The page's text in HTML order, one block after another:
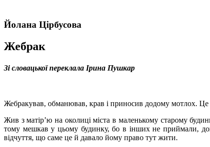
Йолана Цірбусова
Жебрак
Зі словацької переклала Ірина Пушкар
Жебракував, обманював, крав і приносив додому мотлох. Це
Жив з матір’ю на околиці міста в маленькому старому
тому мешкав у цьому будинку, бо в інших не приймали,
відчуття, що саме це й давало йому право тут жити.